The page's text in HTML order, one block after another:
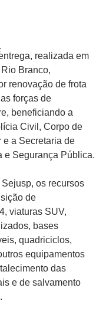
realizada em
Branco,
renovação de frota
forças de
beneficiando a
Civil, Corpo de
e a Secretaria de
e Segurança Pública.
os recursos
de
viaturas SUV,
bases
quadriciclos,
equipamentos
das
e de salvamento